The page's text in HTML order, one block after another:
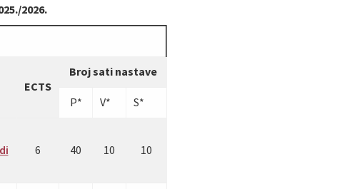
2026.
ECTS
Broj sati nastave
P* V* S*
6 40 10 10